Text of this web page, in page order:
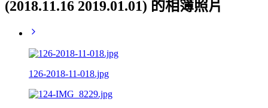
(2018.11.16 2019.01.01) 的相簿照片
126-2018-11-018.jpg